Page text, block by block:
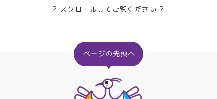
? スクロールしてご覧ください ?